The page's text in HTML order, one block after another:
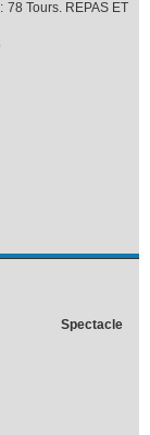
Tours. REPAS ET
Spectacle